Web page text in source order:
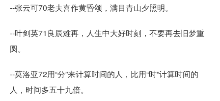
--张云可70老夫喜作黄昏颂，满目青山夕照明。
--叶剑英71良辰难再，人生中大好时刻，不要再去旧梦重
圆。
--莫洛亚72用“分”来计算时间的人，比用“时”计算时间的
人，时间多五十九倍。